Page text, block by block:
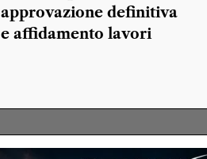
approvazione definitiva
e affidamento lavori